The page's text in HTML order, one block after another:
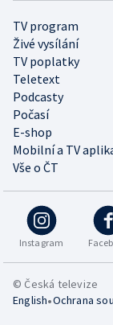
TV program
Živé vysílání
TV poplatky
Teletext
Podcasty
Počasí
E-shop
Mobilní a TV
Vše o ČT
Instagram
© Česká televize
English•Ochrana